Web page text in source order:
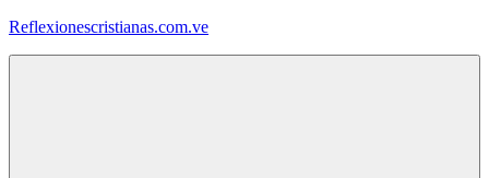
Saltar
Reflexionescristianas.com.ve